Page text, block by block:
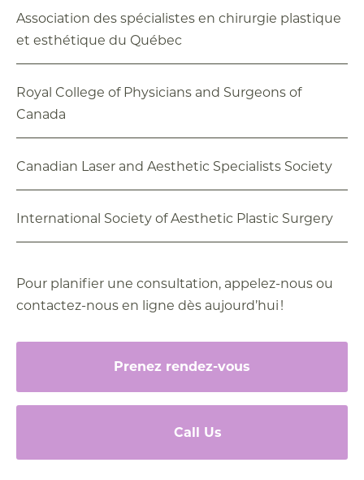
Association des spécialistes en chirurgie plastique
et esthétique du Québec
Royal College of Physicians and Surgeons of
Canada
Canadian Laser and Aesthetic Specialists Society
International Society of Aesthetic Plastic Surgery
Pour planifier une consultation, appelez-nous ou
contactez-nous en ligne dès aujourd’hui !
Prenez rendez-vous
Call Us